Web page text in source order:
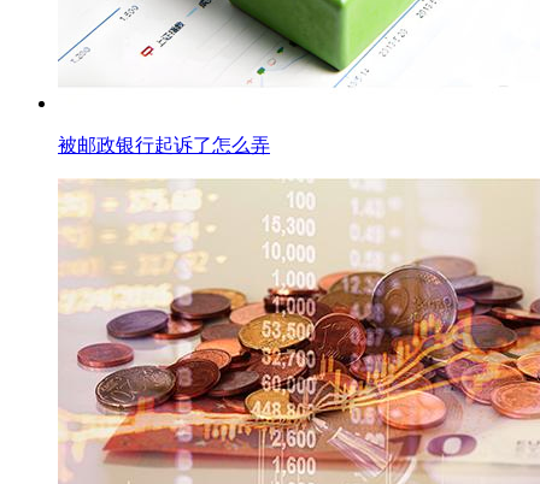
被邮政银行起诉了怎么弄